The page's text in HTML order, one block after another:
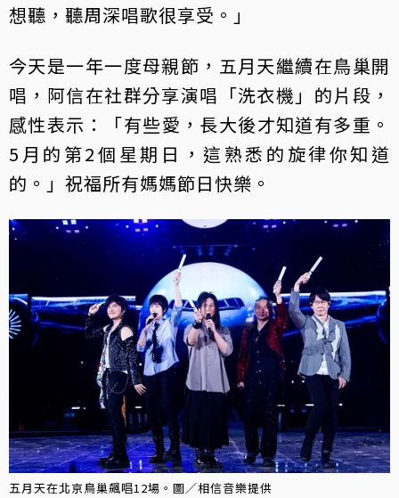
想聽，聽周深唱歌很享受。」
今天是一年一度母親節，五月天繼續在鳥巢開
唱，阿信在社群分享演唱「洗衣機」的片段，
感性表示：「​有些愛，長大後才知道有多重。
5月的第2個星期日，這熟悉的旋律你知道
的。」祝福所有媽媽節日快樂。
五月天在北京鳥巢飆唱12場。圖／相信音樂提供